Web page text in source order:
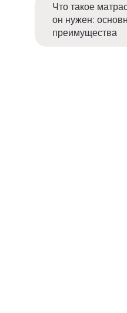
Что такое
он нужен:
преимущества